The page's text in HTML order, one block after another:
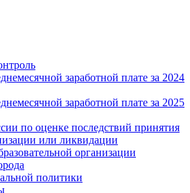
заработной плате за 2024
заработной плате за 2025
по оценке последствий принятия
или ликвидации
организации
политики